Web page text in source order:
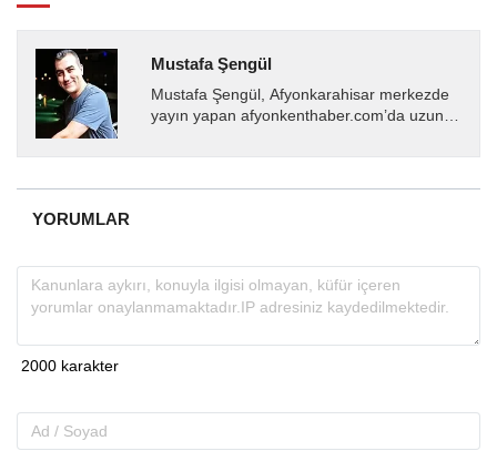
Mustafa Şengül
Mustafa Şengül, Afyonkarahisar merkezde
yayın yapan afyonkenthaber.com’da uzun
almakta, haber akışı...
YORUMLAR